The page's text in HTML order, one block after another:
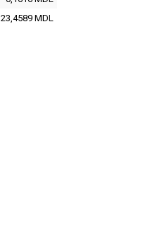
23,4589 MDL